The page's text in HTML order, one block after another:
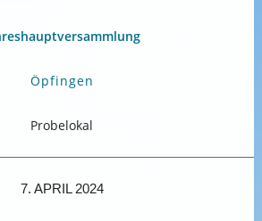
Öpfingen
Probelokal
7. APRIL 2024